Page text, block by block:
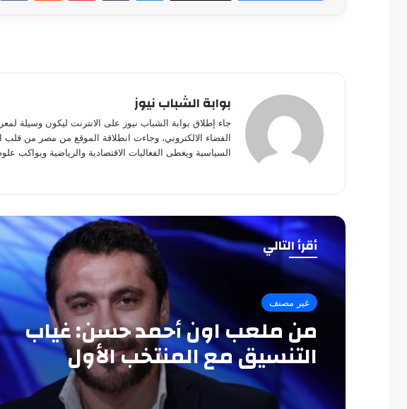
بوابة الشباب نيوز
جاء إطلاق بوابة الشباب نيوز على الانترنت ليكون وسيلة
الفضاء الالكتروني، وجاءت انطلاقة الموقع من مصر من قلب
السياسية ويغطى الفعاليات الاقتصادية والرياضية ويواكب
أقرأ التالي
غير مصنف
من ملعب اون أحمد حسن: غياب
التنسيق مع المنتخب الأول
سبب الخروج المبكر من كأس